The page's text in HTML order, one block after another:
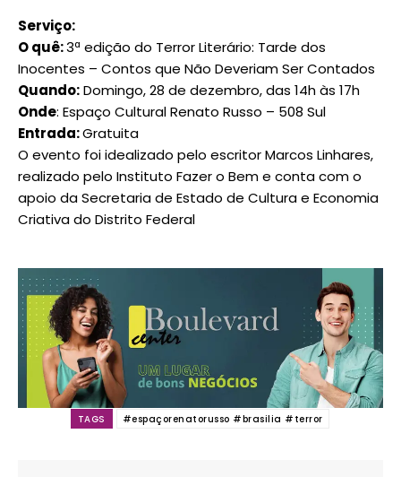
━ pricing plans
Serviço:
O quê:3ª edição do Terror Literário: Tarde dos
Inocentes – Contos que Não Deveriam Ser Contados
Quando:Domingo, 28 de dezembro, das 14h às 17h
Onde: Espaço Cultural Renato Russo – 508 Sul
Entrada:Gratuita
O evento foi idealizado pelo escritor Marcos Linhares,
realizado pelo Instituto Fazer o Bem e conta com o
apoio da Secretaria de Estado de Cultura e Economia
Criativa do Distrito Federal
TAGS #espaçorenatorusso #brasilia #terror